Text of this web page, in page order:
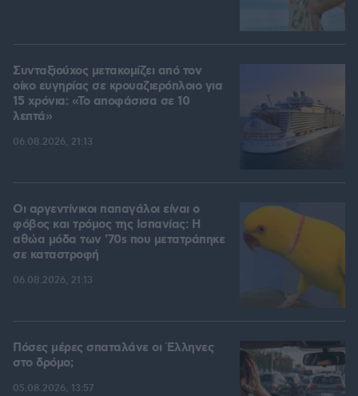
Συνταξιούχος μετακομίζει από τον
οίκο ευγηρίας σε κρουαζιερόπλοιο για
15 χρόνια: «Το αποφάσισα σε 10
λεπτά»
06.08.2026, 21:13
Οι αργεντίνικοι παπαγάλοι είναι ο
φόβος και τρόμος της Ισπανίας: Η
αθώα μόδα των '70s που μετατράπηκε
σε καταστροφή
06.08.2026, 21:13
Πόσες μέρες σπαταλάνε οι Έλληνες
στο δρόμο;
05.08.2026, 13:57